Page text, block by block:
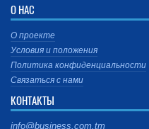
О НАС
О проекте
Условия и положения
Политика конфиденциальности
Связаться с нами
КОНТАКТЫ
info@business.com.tm